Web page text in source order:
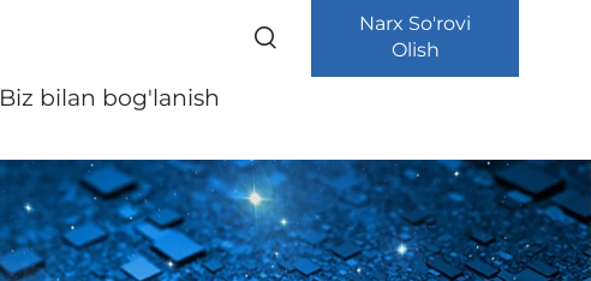
Biz bilan bog'lanish
Narx So'rovi
Olish